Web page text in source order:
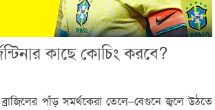
কাছে কোচিং করবে?
ব্রাজিলের পাঁড় সমর্থকেরা তেলে–বেগুনে জ্বলে উঠতে